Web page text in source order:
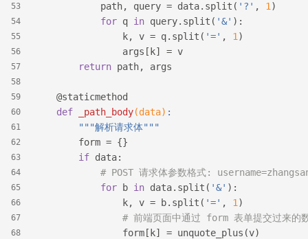
53
54
55
56
57
58
59
60
61
62
63
64
65
66
67
68
            path, query = data.split(
'?' , 1 )
for q in query.split( '&' ):
                k, v = q.split(
'=' , 1 )
                args[k] = v
return path, args
    @staticmethod
def
_path_body(data) :
"""解析请求体"""
        form = {}
if data:
# POST 请求体参数格式:
for b in data.split( '&' ):
                k, v = b.split(
'=' , 1 )
# 前端页面中通过 form 表单提交过来的
                form[k] = unquote_plus(v)